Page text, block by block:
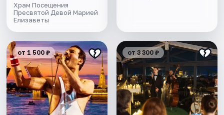
Храм Посещения
Пресвятой Девой Марией
Елизаветы
от 1 500 ₽ от 3 300 ₽